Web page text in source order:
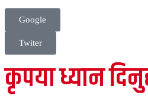
Google
Twiter
कृपया ध्यान